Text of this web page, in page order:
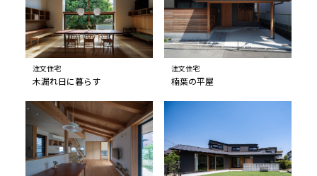
注文住宅
木漏れ日に暮らす
注文住宅
楠葉の平屋